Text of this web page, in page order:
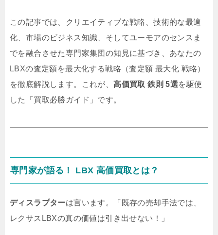
この記事では、クリエイティブな戦略、技術的な最適
化、市場のビジネス知識、そしてユーモアのセンスま
でを融合させた専門家集団の知見に基づき、あなたの
LBXの査定額を最大化する戦略（査定額 最大化 戦略）
を徹底解説します。これが、高価買取 鉄則 5選を駆使
した「買取必勝ガイド」です。
専門家が語る！ LBX 高価買取とは？
ディスラプターは言います。「既存の売却手法では、
レクサスLBXの真の価値は引き出せない！」